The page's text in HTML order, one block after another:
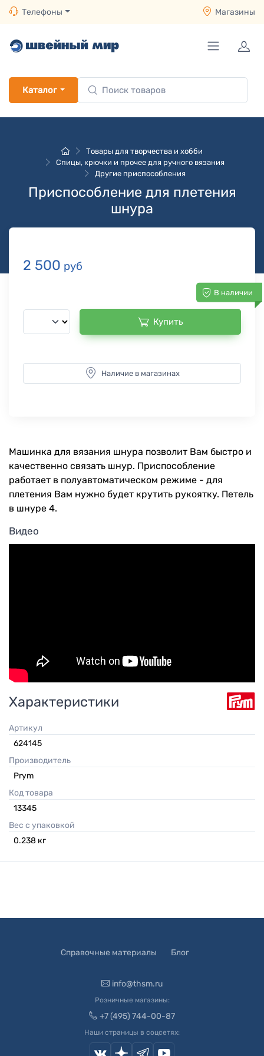
Телефоны Магазины
Каталог
Товары для творчества и хобби
Спицы, крючки и прочее для ручного вязания
Другие приспособления
Приспособление для плетения
шнура
2 500 руб
В наличии
Купить
Наличие в магазинах
Машинка для вязания шнура позволит Вам быстро и
качественно связать шнур. Приспособление
работает в полуавтоматическом режиме - для
плетения Вам нужно будет крутить рукоятку. Петель
в шнуре 4.
Видео
Характеристики
Артикул
624145
Производитель
Prym
Код товара
13345
Вес с упаковкой
0.238 кг
Справочные материалы Блог
info@thsm.ru
Розничные магазины:
+7 (495) 744-00-87
Наши страницы в соцсетях: